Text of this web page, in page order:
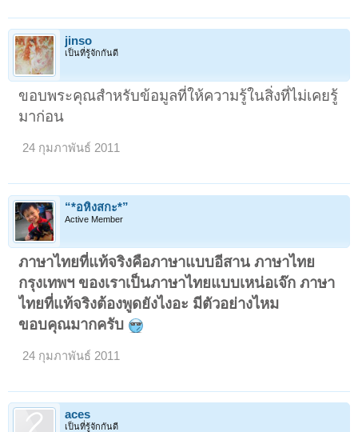
jinso
เป็นที่รู้จักกันดี
ขอบพระคุณสำหรับข้อมูลที่ให้ความรู้ในสิ่งที่ไม่เคยรู้
มาก่อน
24 กุมภาพันธ์ 2011
“*อหิงสกะ*”
Active Member
ภาษาไทยที่แท้จริงคือภาษาแบบอีสาน ภาษาไทย
กรุงเทพฯ ของเราเป็นภาษาไทยแบบเหน่อเจ๊ก ภาษา
ไทยที่แท้จริงต้องพูดยังไงอะ มีตัวอย่างไหม
ขอบคุณมากครับ
24 กุมภาพันธ์ 2011
aces
เป็นที่รู้จักกันดี